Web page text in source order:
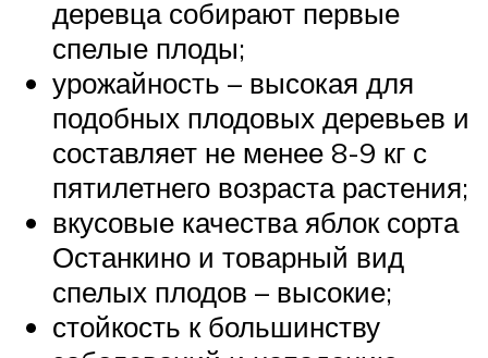
деревца собирают первые
спелые плоды;
урожайность – высокая для
подобных плодовых деревьев и
составляет не менее 8-9 кг с
пятилетнего возраста растения;
вкусовые качества яблок сорта
Останкино и товарный вид
спелых плодов – высокие;
стойкость к большинству